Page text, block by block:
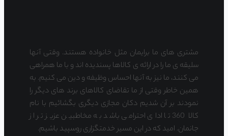
مشتری های ما برایمان مثل خانواده هستند. وقتی آنها
سلیقه ی ما را در ارائه ی کالاها پسندیده اند و با ما همراهی
می کنند، ما نیز به آنها احساس وظیفه و دین می کنیم. به
همین خاطر وقتی از ما تقاضای کالاهای برند های دیگر را
نمودند بر آن شدیم دکان مجازی دیگری بگشائیم با نام
کالا 360 تا ادای احترامی باشد به مخاطبین عزیز تر از
جانمان. امید که در این مسیر خدمتگزاری روسپید باشیم.